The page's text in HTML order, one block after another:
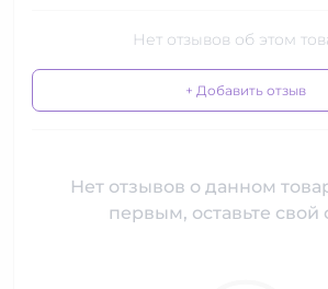
Нет отзывов об этом
+ Добавить отзыв
Нет отзывов о данном
первым, оставьте свой